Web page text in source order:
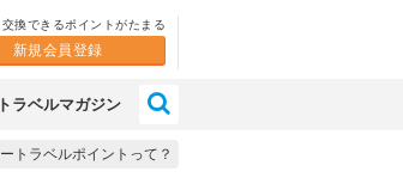
換できるポイントがたまる
新規会員登録
トラベルマガジン
トラベルポイントって？